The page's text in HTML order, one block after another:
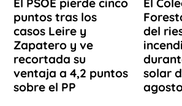
puntos tras los
casos Leire y
Zapatero y ve
recortada su
ventaja a 4,2 puntos
sobre el PP
del
solar